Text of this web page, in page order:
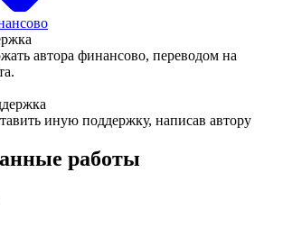
автора финансово, переводом на
иную поддержку, написав автору
работы